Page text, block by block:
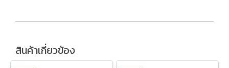
สินค้าเกี่ยวข้อง